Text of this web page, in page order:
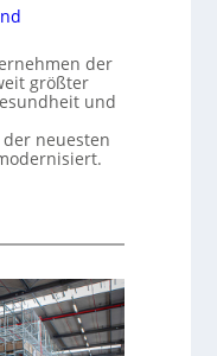
der
größter
und
neuesten